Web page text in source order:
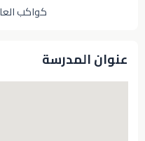
عنوان المدرسة